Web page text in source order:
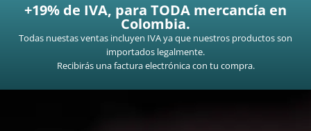
+19% de IVA, para TODA mercancía en
Colombia.
Todas nuestas ventas incluyen IVA ya que nuestros productos son
importados legalmente.
Recibirás una factura electrónica con tu compra.